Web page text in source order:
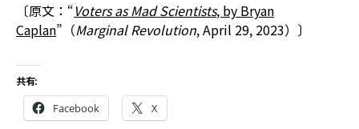
〔原文：“Voters as Mad Scientists, by Bryan
Caplan”（Marginal Revolution, April 29, 2023）〕
共有:
Facebook X